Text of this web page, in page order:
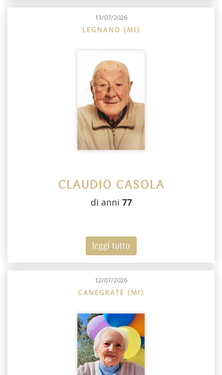
13/07/2026
LEGNANO (MI)
CLAUDIO CASOLA
di anni 77
leggi tutto
12/07/2026
CANEGRATE (MI)